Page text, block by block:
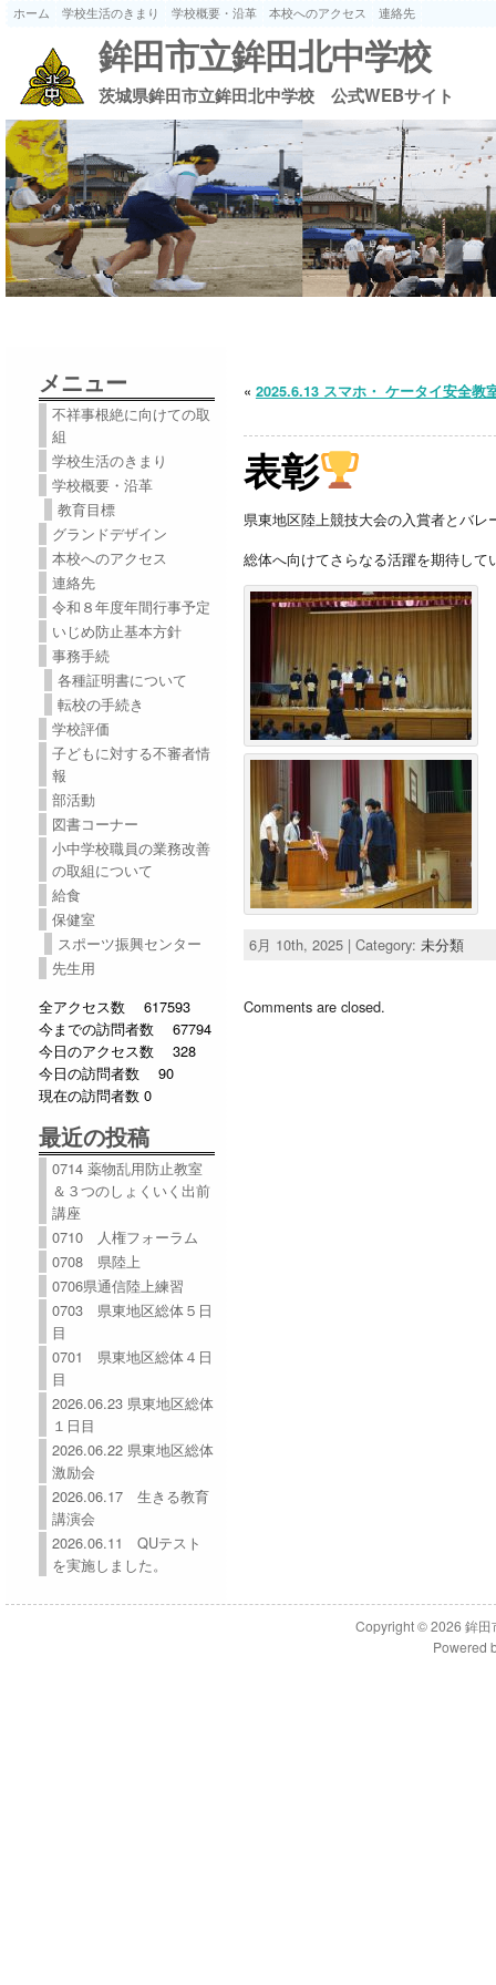
ホーム 学校生活のきまり 学校概要・沿革 本校へのアクセス 連絡先
鉾田市立鉾田北中学校
茨城県鉾田市立鉾田北中学校 公式WEBサイト
メニュー
不祥事根絶に向けての取
組
学校生活のきまり
学校概要・沿革
教育目標
グランドデザイン
本校へのアクセス
連絡先
令和８年度年間行事予定
いじめ防止基本方針
事務手続
各種証明書について
転校の手続き
学校評価
子どもに対する不審者情
報
部活動
図書コーナー
小中学校職員の業務改善
の取組について
給食
保健室
スポーツ振興センター
先生用
全アクセス数 617593
今までの訪問者数 67794
今日のアクセス数 328
今日の訪問者数 90
現在の訪問者数 0
最近の投稿
0714 薬物乱用防止教室
＆３つのしょくいく出前
講座
0710 人権フォーラム
0708 県陸上
0706県通信陸上練習
0703 県東地区総体５日
目
0701 県東地区総体４日
目
2026.06.23 県東地区総体
１日目
2026.06.22 県東地区総体
激励会
2026.06.17 生きる教育
講演会
2026.06.11 QUテスト
を実施しました。
« 2025.6.13 スマホ・ ケータイ安全教
表彰
県東地区陸上競技大会の入賞者とバ
総体へ向けてさらなる活躍を期待して
6月 10th, 2025 | Category: 未分類
Comments are closed.
Copyright © 2026鉾田
Powered